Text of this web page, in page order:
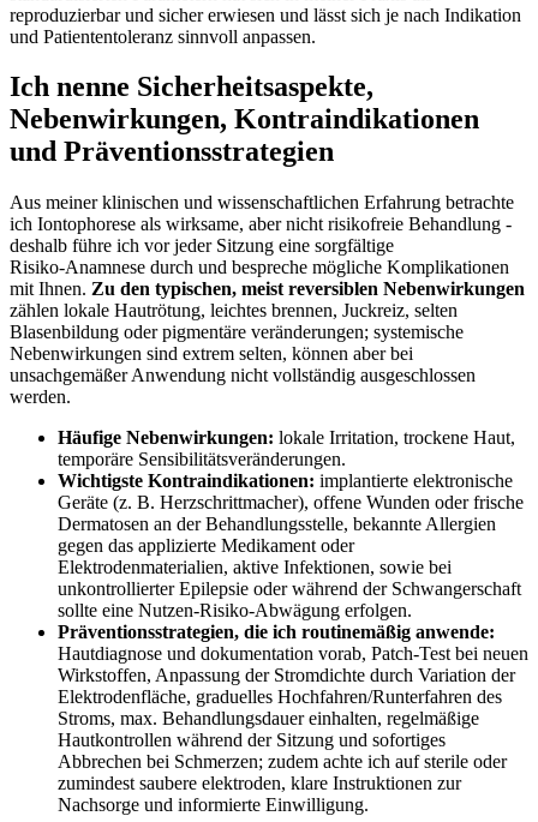
reproduzierbar und sicher erwiesen und lässt sich ⁢je nach Indikation⁤
und Patiententoleranz sinnvoll anpassen.
Ich nenne Sicherheitsaspekte,
Nebenwirkungen, Kontraindikationen
und ⁢Präventionsstrategien
Aus‌ meiner klinischen und ⁣wissenschaftlichen Erfahrung betrachte
ich Iontophorese als wirksame, aber nicht risikofreie ⁤Behandlung ⁤-
deshalb ‌führe ich ‍vor jeder Sitzung eine sorgfältige
Risiko‑Anamnese durch und bespreche mögliche Komplikationen
mit Ihnen. Zu ⁢den typischen, meist reversiblen Nebenwirkungen
zählen⁣ lokale Hautrötung, leichtes brennen, ​Juckreiz, selten
⁣Blasenbildung oder pigmentäre veränderungen; systemische
Nebenwirkungen sind extrem ⁣selten, können aber bei
unsachgemäßer Anwendung nicht vollständig ausgeschlossen
werden.
Häufige Nebenwirkungen: lokale Irritation,‍ trockene⁢ Haut,
⁤temporäre Sensibilitätsveränderungen.
Wichtigste Kontraindikationen: implantierte elektronische
Geräte (z. B. Herzschrittmacher), offene ​Wunden oder frische
Dermatosen an der Behandlungsstelle, bekannte Allergien
gegen⁤ das⁣ applizierte Medikament oder
Elektrodenmaterialien,⁤ aktive⁢ Infektionen, sowie ‍bei
unkontrollierter Epilepsie oder während der Schwangerschaft
sollte⁢ eine Nutzen‑Risiko‑Abwägung erfolgen.
Präventionsstrategien, die ‍ich routinemäßig anwende:
Hautdiagnose und⁤ dokumentation vorab, Patch‑Test bei neuen
⁣Wirkstoffen, Anpassung der Stromdichte durch Variation der
Elektrodenfläche, graduelles Hochfahren/Runterfahren des
Stroms, max. Behandlungsdauer einhalten, regelmäßige ​
Hautkontrollen während der Sitzung und sofortiges
⁤Abbrechen bei Schmerzen; zudem achte ich auf sterile oder
zumindest saubere elektroden, klare Instruktionen zur
Nachsorge ‌und informierte Einwilligung.